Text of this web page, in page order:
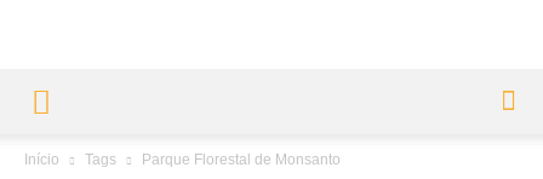
Início Tags Parque Florestal de Monsanto